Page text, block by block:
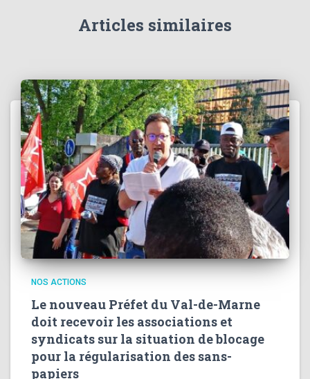
Articles similaires
NOS ACTIONS
Le nouveau Préfet du Val-de-Marne
doit recevoir les associations et
syndicats sur la situation de blocage
pour la régularisation des sans-
papiers